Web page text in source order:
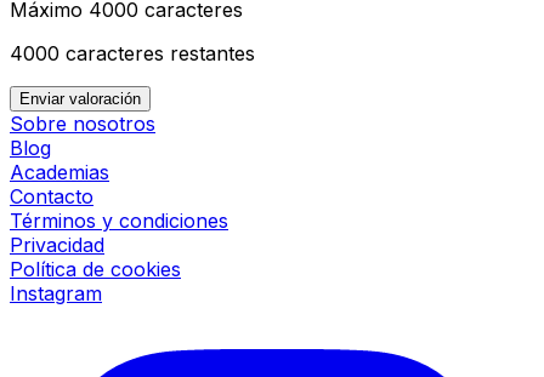
Máximo 4000 caracteres
4000 caracteres restantes
Enviar valoración
Sobre nosotros
Blog
Academias
Contacto
Términos y condiciones
Privacidad
Política de cookies
Instagram